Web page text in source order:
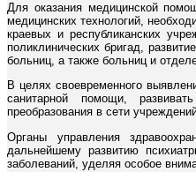
Для оказания медицинской
медицинских технологий,
краевых и республиканских
поликлинических бригад,
больниц, а также больниц и
В целях своевременного
санитарной помощи,
преобразования в сети
Органы управления
дальнейшему развитию
заболеваний, уделяя особое